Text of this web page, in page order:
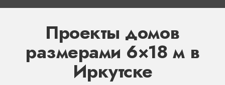
Проекты домов
размерами 6×18 м в
Иркутске